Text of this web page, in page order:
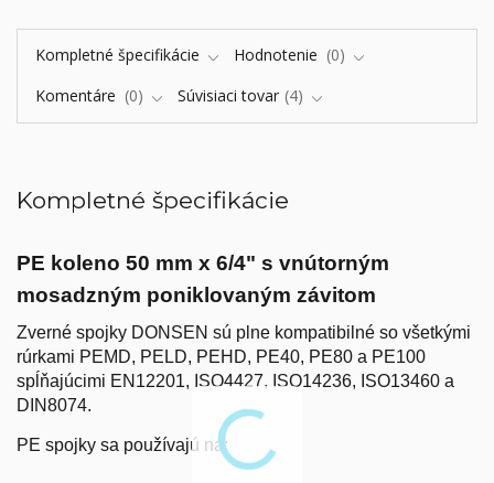
Kompletné špecifikácie Hodnotenie
0
Komentáre
0 Súvisiaci tovar 4
Kompletné špecifikácie
PE koleno 50 mm x 6/4" s vnútorným
mosadzným poniklovaným závitom
Zverné spojky DONSEN sú plne kompatibilné so všetkými
rúrkami PEMD, PELD, PEHD, PE40, PE80 a PE100
spĺňajúcimi EN12201, ISO4427, ISO14236, ISO13460 a
DIN8074.
PE spojky sa používajú na: